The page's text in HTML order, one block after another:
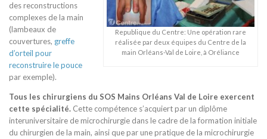
Republique du Centre: Une opération rare
réalisée par deux équipes du Centre de la
main Orléans-Val de Loire, à Oréliance
des reconstructions
complexes de la main
(lambeaux de
couvertures, greffe
d’orteil pour
reconstruire le pouce
par exemple).
Tous les chirurgiens du SOS Mains Orléans Val de Loire exercent
cette spécialité. Cette compétence s’acquiert par un diplôme
interuniversitaire de microchirurgie dans le cadre de la formation initiale
du chirurgien de la main, ainsi que par une pratique de la microchirurgie